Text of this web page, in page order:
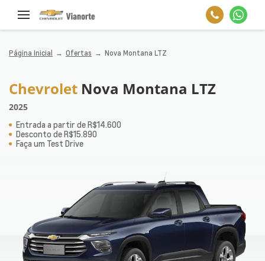
Página Inicial Ofertas Nova Montana LTZ
Chevrolet Nova Montana LTZ
2025
Entrada a partir de R$14.600
Desconto de R$15.890
Faça um Test Drive